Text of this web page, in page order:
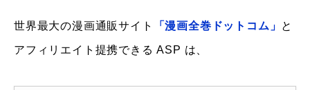
世界最大の漫画通販サイト 「漫画全巻ドットコム」 と
アフィリエイト提携できる ASP は、